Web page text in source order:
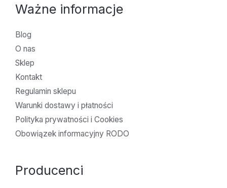
Ważne informacje
Blog
O nas
Sklep
Kontakt
Regulamin sklepu
Warunki dostawy i płatności
Polityka prywatności i Cookies
Obowiązek informacyjny RODO
Producenci